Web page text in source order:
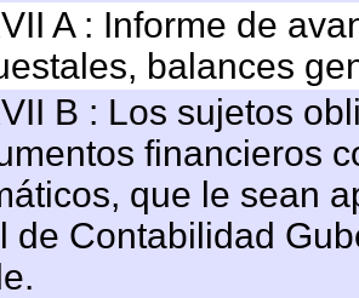
A : Informe de
balances
B : Los sujetos
financieros
que le sean
de Contabilidad